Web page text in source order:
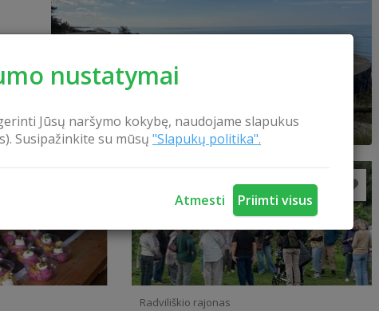
nustatymai
Jūsų naršymo kokybę, naudojame slapukus
Susipažinkite su mūsų "Slapukų politika".
Atmesti Priimti visus
Radviliškio rajonas